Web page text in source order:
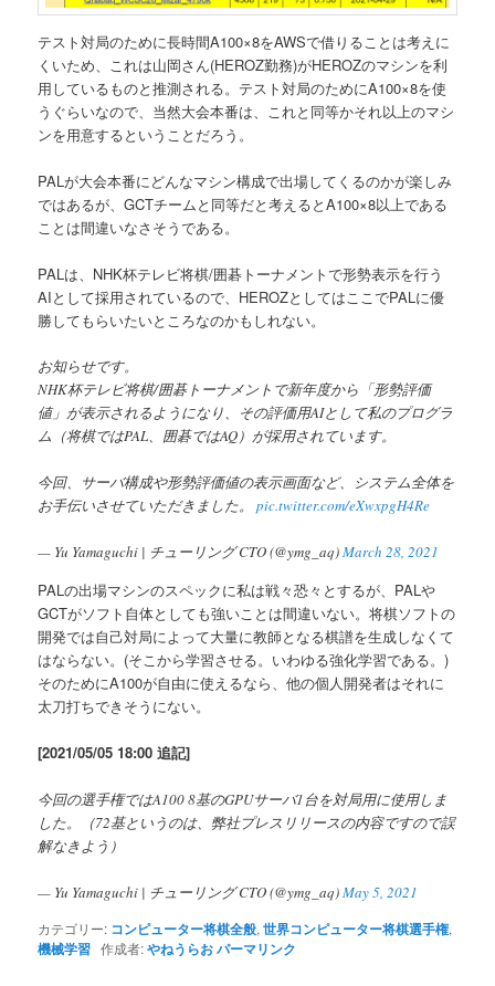
テスト対局のために長時間A100×8をAWSで借りることは考えに
くいため、これは山岡さん(HEROZ勤務)がHEROZのマシンを利
用しているものと推測される。テスト対局のためにA100×8を使
うぐらいなので、当然大会本番は、これと同等かそれ以上のマシ
ンを用意するということだろう。
PALが大会本番にどんなマシン構成で出場してくるのかが楽しみ
ではあるが、GCTチームと同等だと考えるとA100×8以上である
ことは間違いなさそうである。
PALは、NHK杯テレビ将棋/囲碁トーナメントで形勢表示を行う
AIとして採用されているので、HEROZとしてはここでPALに優
勝してもらいたいところなのかもしれない。
お知らせです。
NHK杯テレビ将棋/囲碁トーナメントで新年度から「形勢評価
値」が表示されるようになり、その評価用AIとして私のプログラ
ム（将棋ではPAL、囲碁ではAQ）が採用されています。
今回、サーバ構成や形勢評価値の表示画面など、システム全体を
お手伝いさせていただきました。pic.twitter.com/eXwxpgH4Re
— Yu Yamaguchi | チューリング CTO (@ymg_aq)March 28, 2021
PALの出場マシンのスペックに私は戦々恐々とするが、PALや
GCTがソフト自体としても強いことは間違いない。将棋ソフトの
開発では自己対局によって大量に教師となる棋譜を生成しなくて
はならない。(そこから学習させる。いわゆる強化学習である。)
そのためにA100が自由に使えるなら、他の個人開発者はそれに
太刀打ちできそうにない。
[2021/05/05 18:00 追記]
今回の選手権ではA100 8基のGPUサーバ1台を対局用に使用しま
した。（72基というのは、弊社プレスリリースの内容ですので誤
解なきよう）
— Yu Yamaguchi | チューリング CTO (@ymg_aq)May 5, 2021
カテゴリー: コンピューター将棋全般,世界コンピューター将棋選手権,
機械学習 作成者:やねうらおパーマリンク